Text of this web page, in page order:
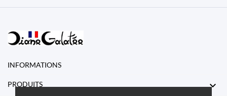
INFORMATIONS
PRODUITS 